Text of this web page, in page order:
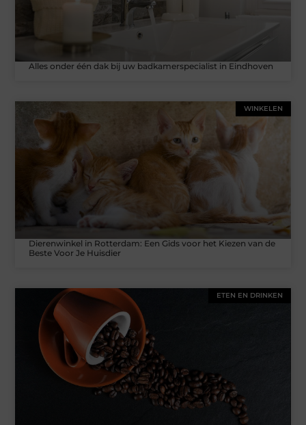
Alles onder één dak bij uw badkamerspecialist in Eindhoven
WINKELEN
Dierenwinkel in Rotterdam: Een Gids voor het Kiezen van de
Beste Voor Je Huisdier
ETEN EN DRINKEN